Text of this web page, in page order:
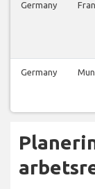
Germany
Germany